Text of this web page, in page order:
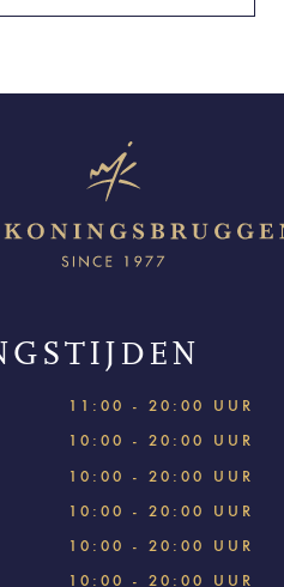
11:00 - 20:00 UUR
10:00 - 20:00 UUR
10:00 - 20:00 UUR
10:00 - 20:00 UUR
10:00 - 20:00 UUR
10:00 - 20:00 UUR